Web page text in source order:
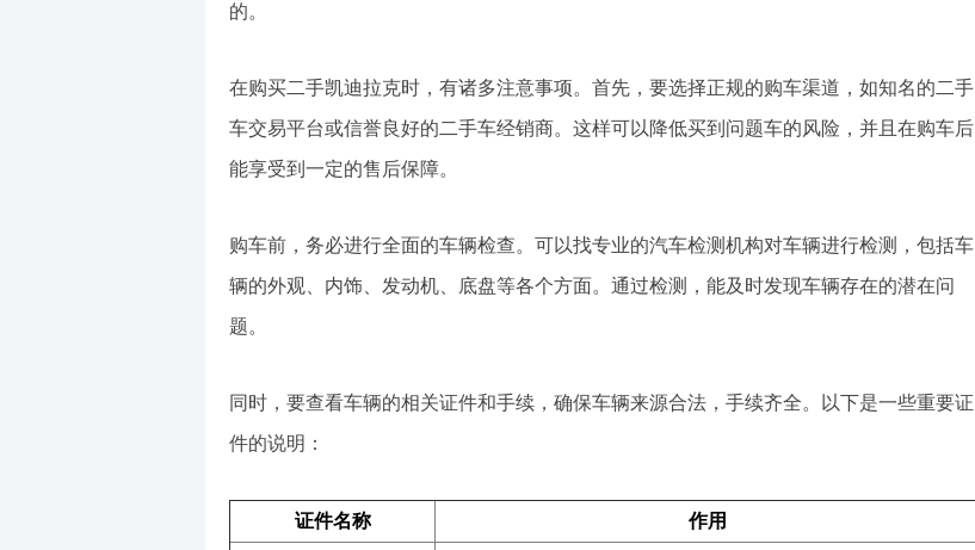
的。
在购买二手凯迪拉克时，有诸多注意事项。首先，要选择正规的购车渠道，如知名的二手
车交易平台或信誉良好的二手车经销商。这样可以降低买到问题车的风险，并且在购车后
能享受到一定的售后保障。
购车前，务必进行全面的车辆检查。可以找专业的汽车检测机构对车辆进行检测，包括车
辆的外观、内饰、发动机、底盘等各个方面。通过检测，能及时发现车辆存在的潜在问
题。
同时，要查看车辆的相关证件和手续，确保车辆来源合法，手续齐全。以下是一些重要证
件的说明：
证件名称 作用